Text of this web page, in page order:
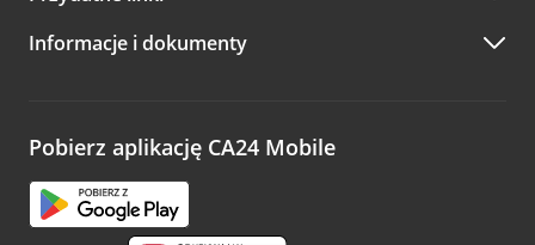
A po wizycie…
Zachęcamy do podzielenia się z nami opinią o wizycie.
opinie.
Informacje i dokumenty
Pobierz aplikację CA24 Mobile